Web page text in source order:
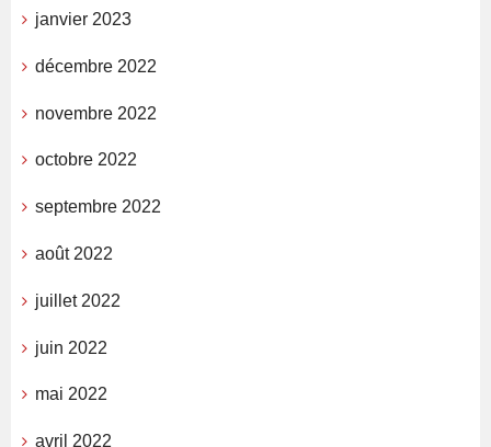
janvier 2023
décembre 2022
novembre 2022
octobre 2022
septembre 2022
août 2022
juillet 2022
juin 2022
mai 2022
avril 2022